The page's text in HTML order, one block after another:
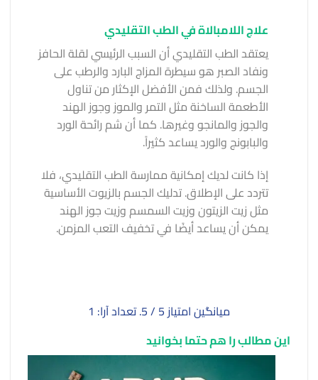
علاج اللامبالاة في الطب التقليدي
يعتقد الطب التقليدي أن السبب الرئيسي لقلة الحافز
ونفاد الصبر هو سيطرة المزاج البارد والرطب على
الجسم. ولذلك فمن الأفضل الإكثار من تناول
الأطعمة الساخنة مثل التمر والموز وجوز الهند
والجوز والمانجو وغيرها. كما أن شم رائحة الورد
والبابونج والورد يساعد كثيراً.
إذا كانت لديك إمكانية ممارسة الطب التقليدي، فلا
تتردد على الإطلاق. تدليك الجسم بالزيوت الأساسية
مثل زيت الزيتون وزيت السمسم وزيت جوز الهند
يمكن أن يساعد أيضًا في تخفيف التعب المزمن.
میانگین امتیاز5 / 5. تعداد آرا:
1
این مطالب را هم حتما بخوانید